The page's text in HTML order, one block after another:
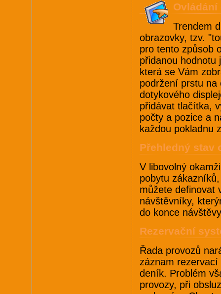
Trendem
obrazovky, tzv.
pro tento způsob
přidanou hodnotu
která se Vám
podržení prstu na
dotykového
přidávat tlačítka,
počty a pozice a
každou pokladnu
Přehledný stav
V libovolný
pobytu
můžete definovat
návštěvníky,
do konce
Rezervační
Řada provozů
záznam
deník. Problém
provozy, při